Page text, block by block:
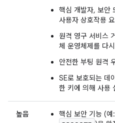
핵심 개발자, 보안
사용자 상호작용
원격 영구 서비스
체 운영체제를 다
안전한 부팅 원격
SE로 보호되는 데
한 키에 의해 사용
높음 핵심 보안 기능 (